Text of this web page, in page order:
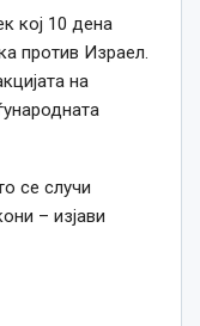
кој 10 дена
против Израел.
на
се случи
– изјави